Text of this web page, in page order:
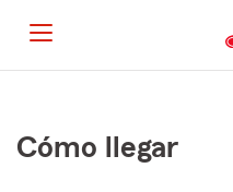
principal
Cómo llegar